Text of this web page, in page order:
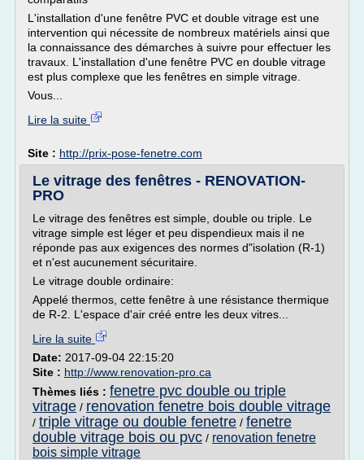
L'installation d'une fenêtre PVC et double vitrage est une
intervention qui nécessite de nombreux matériels ainsi que
la connaissance des démarches à suivre pour effectuer les
travaux. L'installation d'une fenêtre PVC en double vitrage
est plus complexe que les fenêtres en simple vitrage.
Vous...
Lire la suite
Site : http://prix-pose-fenetre.com
Le vitrage des fenêtres - RENOVATION-
PRO
Le vitrage des fenêtres est simple, double ou triple. Le
vitrage simple est léger et peu dispendieux mais il ne
réponde pas aux exigences des normes d"isolation (R-1)
et n'est aucunement sécuritaire.
Le vitrage double ordinaire:
Appelé thermos, cette fenêtre à une résistance thermique
de R-2. L'espace d'air créé entre les deux vitres...
Lire la suite
Date: 2017-09-04 22:15:20
Site : http://www.renovation-pro.ca
Thèmes liés : fenetre pvc double ou triple
vitrage / renovation fenetre bois double vitrage
/ triple vitrage ou double fenetre / fenetre
double vitrage bois ou pvc / renovation fenetre
bois simple vitrage